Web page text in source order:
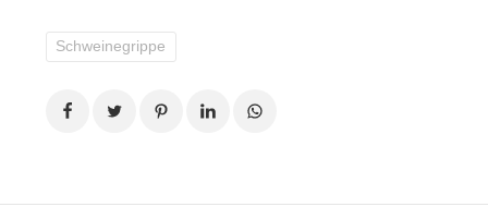
Schweinegrippe